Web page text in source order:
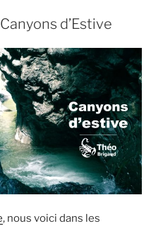
d’Estive
, nous voici dans les